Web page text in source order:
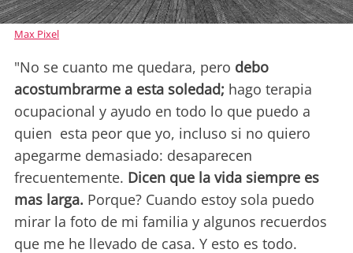
Max Pixel
"No se cuanto me quedara, pero debo
acostumbrarme a esta soledad; hago terapia
ocupacional y ayudo en todo lo que puedo a
quien esta peor que yo, incluso si no quiero
apegarme demasiado: desaparecen
frecuentemente. Dicen que la vida siempre es
mas larga. Porque? Cuando estoy sola puedo
mirar la foto de mi familia y algunos recuerdos
que me he llevado de casa. Y esto es todo.